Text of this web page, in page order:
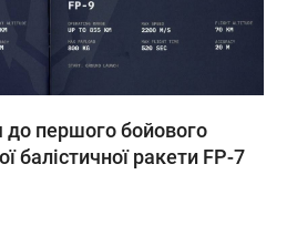
до першого бойового
балістичної ракети FP-7